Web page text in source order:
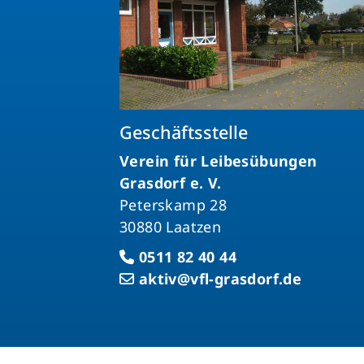
Geschäftsstelle
Verein für Leibesübungen
Grasdorf e. V.
Peterskamp 28
30880 Laatzen
0511 82 40 44
aktiv@vfl-grasdorf.de